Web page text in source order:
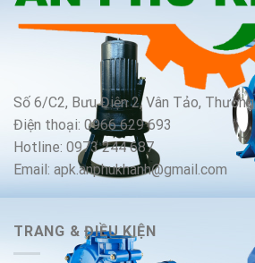
Số 6/C2, Bưu Điện 2, Vân Tảo,
Điện thoại: 0966 629 693
Hotline: 0973 244 687
Email: apk.anphukhanh@gmail.com
TRANG & ĐIỀU KIỆN